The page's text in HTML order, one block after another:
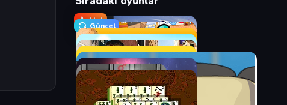
Hot
Güncel